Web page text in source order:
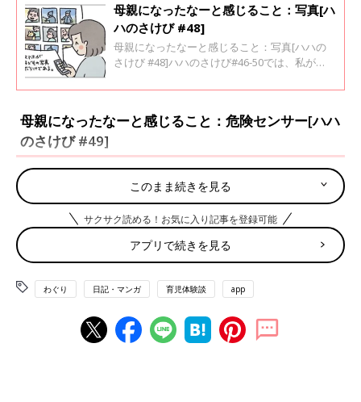
母親になったなーと感じること：写真[ハ
ハのさけび #48]
母親になったなーと感じること：写真[ハハの
さけび #48]ハハのさけび#46-50では、私が
いていきたいと思います。スマホ、子どもの写
思います。一応、月ごとに何枚か選んで印刷で
後に、スマホから写真を消すことはありませ
ん。
母親になったなーと感じること：危険センサー[ハハ
のさけび #49]
このまま続きを見る
サクサク読める！お気に入り記事を登録可能
アプリで続きを見る
わぐり 日記・マンガ 育児体験談 app